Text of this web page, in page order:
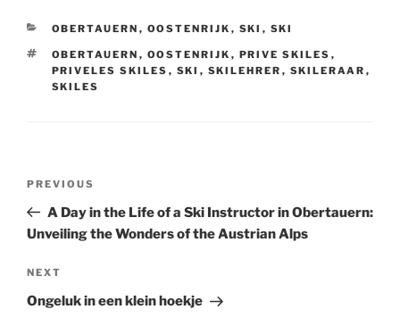
CATEGORIES
OBERTAUERN , OOSTENRIJK , SKI , SKI
TAGS
OBERTAUERN , OOSTENRIJK , PRIVE SKILES ,
PRIVELES SKILES , SKI , SKILEHRER , SKILERAAR ,
SKILES
Previous
Post
PREVIOUS
A Day in the Life of a Ski Instructor in Obertauern:
Unveiling the Wonders of the Austrian Alps
Next
Post
NEXT
Ongeluk in een klein hoekje